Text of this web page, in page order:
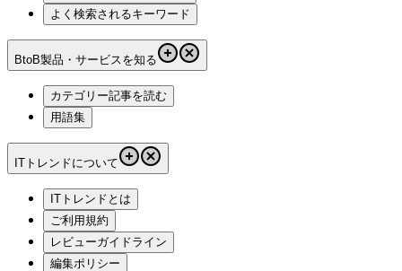
よく検索されるキーワード
BtoB製品・サービスを知る
カテゴリー記事を読む
用語集
ITトレンドについて
ITトレンドとは
ご利用規約
レビューガイドライン
編集ポリシー